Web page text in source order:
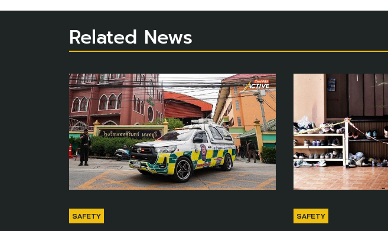
Related News
SAFETY SAFETY